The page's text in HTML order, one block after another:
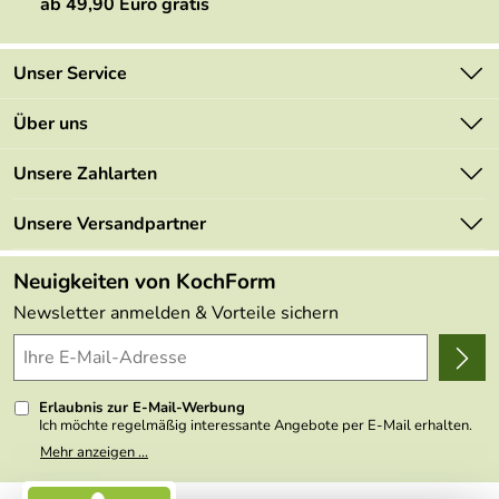
Unser Service
Kontakt
Mehrwertsteuerfrei
Retourenportal
FAQs
Lieferbedingungen
Delivery Terms
Kundenlogin
Über uns
Marken
Angebote
Made in Germany
Themen
Wir über uns
Presse
Unsere Zahlarten
Unsere Versandpartner
Neuigkeiten von KochForm
Newsletter anmelden & Vorteile sichern
Erlaubnis zur E-Mail-Werbung
Ich möchte regelmäßig interessante Angebote per E-Mail erhalten.
Meine E-Mail-Adresse wird nicht an andere Unternehmen
weitergegeben. Zu statistischen Zwecken wird in anonymer Form
nicht erkennbar, welche konkrete Person geklickt hat. Diese
Mehr anzeigen ...